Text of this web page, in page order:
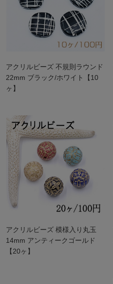
アクリルビーズ 不規則ラウンド
22mm ブラック/ホワイト【10
ヶ】
アクリルビーズ 模様入り丸玉
14mm アンティークゴールド
【20ヶ】